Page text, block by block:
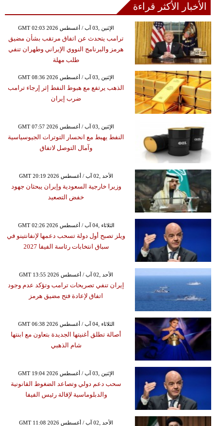
الأخبار الأكثر قراءة
GMT 02:03 2026 الإثنين ,03 آب / أغسطس
ترامب يتحدث عن اتفاق مرتقب بشأن مضيق
هرمز والبرنامج النووي الإيراني وطهران تنفي
طلب مهلة
GMT 08:36 2026 الإثنين ,03 آب / أغسطس
الذهب يرتفع مع هبوط النفط إثر إرجاء ترامب
ضرب إيران
GMT 07:57 2026 الإثنين ,03 آب / أغسطس
النفط يهبط مع انحسار التوترات الجيوسياسية
وآمال التوصل لاتفاق
GMT 20:19 2026 الأحد ,02 آب / أغسطس
وزيرا خارجية السعودية وإيران يبحثان جهود
خفض التصعيد
GMT 02:26 2026 الثلاثاء ,04 آب / أغسطس
ويلز تصبح أول دولة تسحب دعمها لإنفانتينو في
سباق انتخابات رئاسة الفيفا 2027
GMT 13:55 2026 الأحد ,02 آب / أغسطس
إيران تنفي تصريحات ترامب وتؤكد عدم وجود
اتفاق لإعادة فتح مضيق هرمز
GMT 06:38 2026 الثلاثاء ,04 آب / أغسطس
أصالة تطلق أغنيتها الجديدة بتعاون مع ابنتها
شام الذهبي
GMT 19:04 2026 الإثنين ,03 آب / أغسطس
سحب دعم دولي وتصاعد الضغوط القانونية
والدبلوماسية لإقالة رئيس الفيفا
GMT 11:08 2026 الأحد ,02 آب / أغسطس